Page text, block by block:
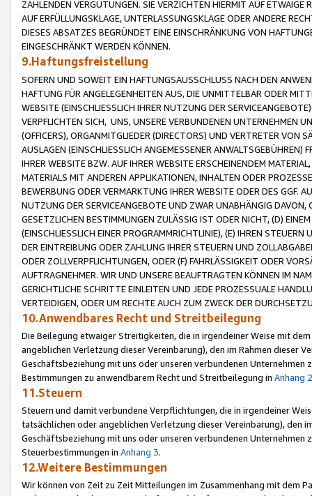
ZAHLENDEN VERGÜTUNGEN. SIE VERZICHTEN HIERMIT AUF
AUF ERFÜLLUNGSKLAGE, UNTERLASSUNGSKLAGE ODER ANDERE
DIESES ABSATZES BEGRÜNDET EINE EINSCHRÄNKUNG VON
EINGESCHRÄNKT WERDEN KÖNNEN.
9.Haftungsfreistellung
SOFERN UND SOWEIT EIN HAFTUNGSAUSSCHLUSS NACH DEN
HAFTUNG FÜR ANGELEGENHEITEN AUS, DIE UNMITTELBAR ODER
WEBSITE (EINSCHLIESSLICH IHRER NUTZUNG DER
VERPFLICHTEN SICH, UNS, UNSERE VERBUNDENEN UNTERNEHMEN
(OFFICERS), ORGANMITGLIEDER (DIRECTORS) UND VERTRETER VON
AUSLAGEN (EINSCHLIESSLICH ANGEMESSENER
IHRER WEBSITE BZW. AUF IHRER WEBSITE ERSCHEINENDEM
MATERIALS MIT ANDEREN APPLIKATIONEN, INHALTEN ODER
BEWERBUNG ODER VERMARKTUNG IHRER WEBSITE ODER DES GGF.
NUTZUNG DER SERVICEANGEBOTE UND ZWAR UNABHÄNGIG
GESETZLICHEN BESTIMMUNGEN ZULÄSSIG IST ODER NICHT, (D)
(EINSCHLIESSLICH EINER PROGRAMMRICHTLINIE), (E) IHREN
DER EINTREIBUNG ODER ZAHLUNG IHRER STEUERN UND
ODER ZOLLVERPFLICHTUNGEN, ODER (F) FAHRLÄSSIGKEIT ODER
AUFTRAGNEHMER. WIR UND UNSERE BEAUFTRAGTEN KÖNNEN IM
GERICHTLICHE SCHRITTE EINLEITEN UND JEDE PROZESSUALE
VERTEIDIGEN, ODER UM RECHTE AUCH ZUM ZWECK DER
10.Anwendbares Recht und Streitbeilegung
Die Beilegung etwaiger Streitigkeiten, die in irgendeiner Weise mit
angeblichen Verletzung dieser Vereinbarung), den im Rahmen dieser
Geschäftsbeziehung mit uns oder unseren verbundenen
Bestimmungen zu anwendbarem Recht und Streitbeilegung in Anhang 2
11.Steuern
Steuern und damit verbundene Verpflichtungen, die in irgendeiner
tatsächlichen oder angeblichen Verletzung dieser Vereinbarung), den
Geschäftsbeziehung mit uns oder unseren verbundenen
Steuerbestimmungen in Anhang 3.
12.Weitere Bestimmungen
Wir können von Zeit zu Zeit Mitteilungen im Zusammenhang mit dem